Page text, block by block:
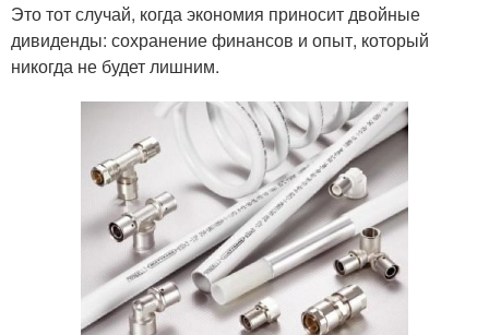
Это тот случай, когда экономия приносит двойные
дивиденды: сохранение финансов и опыт, который
никогда не будет лишним.